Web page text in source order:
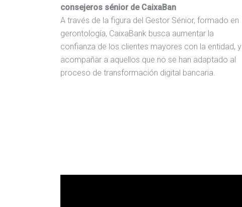
consejeros sénior de CaixaBan
A través de la figura del Gestor Sénior, formado en
gerontología, CaixaBank busca aumentar la
confianza de los clientes mayores con la entidad, y
acompañar a aquellos que no se han adaptado al
proceso de transformación digital bancaria.